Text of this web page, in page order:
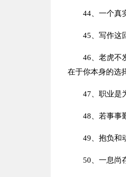
44、一个真
45、写作这
46、老虎不
在于你本身的选
47、职业是
48、若事事
49、抱负和
50、一息尚